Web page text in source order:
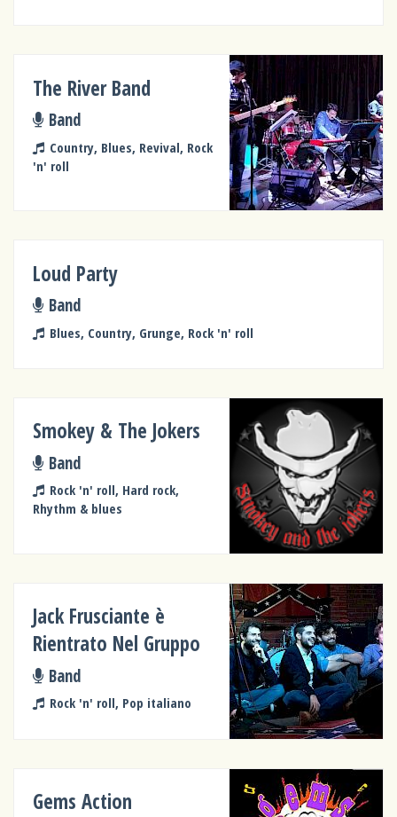
The River Band
Band
Country, Blues, Revival, Rock
'n' roll
Loud Party
Band
Blues, Country, Grunge, Rock 'n' roll
Smokey & The Jokers
Band
Rock 'n' roll, Hard rock,
Rhythm & blues
Jack Frusciante è
Rientrato Nel Gruppo
Band
Rock 'n' roll, Pop italiano
Gems Action